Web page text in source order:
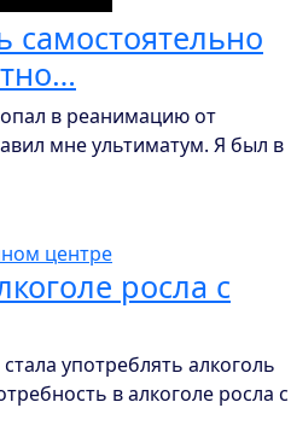
самостоятельно
в реанимацию от
мне ультиматум. Я был в
росла с
употреблять алкоголь
в алкоголе росла с